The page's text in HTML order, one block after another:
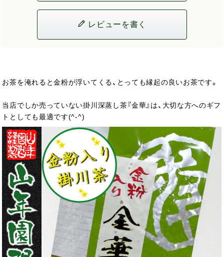
レビューを書く
お茶を淹れると金粉が浮いてくる、とっても縁起の良いお茶です。
当店でしか売っていない掛川深蒸し茶『金華』は、大切な方へのギフ
トとしても最適です(^-^)